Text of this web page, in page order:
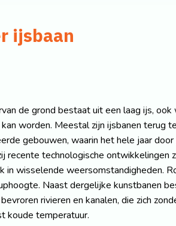
ijsbaan
de grond bestaat uit een laag ijs,
worden. Meestal zijn ijsbanen terug
gebouwen, waarin het hele jaar
recente technologische ontwikkelingen
in wisselende weersomstandigheden.
Naast dergelijke kunstbanen
rivieren en kanalen, die zich
koude temperatuur.